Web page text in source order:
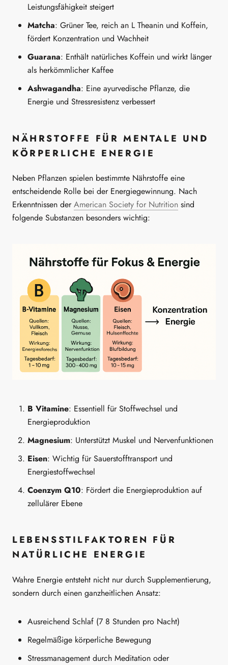
Leistungsfähigkeit steigert
Matcha: Grüner Tee, reich an L Theanin und Koffein,
fördert Konzentration und Wachheit
Guarana: Enthält natürliches Koffein und wirkt länger
als herkömmlicher Kaffee
Ashwagandha: Eine ayurvedische Pflanze, die
Energie und Stressresistenz verbessert
NÄHRSTOFFE FÜR MENTALE UND
KÖRPERLICHE ENERGIE
Neben Pflanzen spielen bestimmte Nährstoffe eine
entscheidende Rolle bei der Energiegewinnung. Nach
Erkenntnissen derAmerican Society for Nutrition sind
folgende Substanzen besonders wichtig:
B Vitamine: Essentiell für Stoffwechsel und
Energieproduktion
Magnesium: Unterstützt Muskel und Nervenfunktionen
Eisen: Wichtig für Sauerstofftransport und
Energiestoffwechsel
Coenzym Q10: Fördert die Energieproduktion auf
zellulärer Ebene
LEBENSSTILFAKTOREN FÜR
NATÜRLICHE ENERGIE
Wahre Energie entsteht nicht nur durch Supplementierung,
sondern durch einen ganzheitlichen Ansatz:
Ausreichend Schlaf (7 8 Stunden pro Nacht)
Regelmäßige körperliche Bewegung
Stressmanagement durch Meditation oder